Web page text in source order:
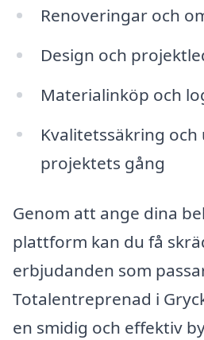
Renoveringar och
Design och
Materialinköp och
Kvalitetssäkring
projektets gång
Genom att ange dina
plattform kan du få
erbjudanden som
Totalentreprenad i
en smidig och effektiv